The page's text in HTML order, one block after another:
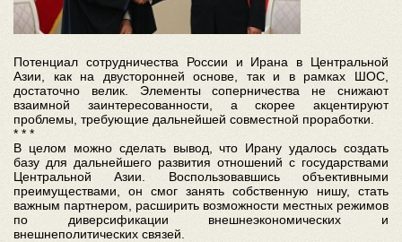
Потенциал сотрудничества России и Ирана в Центральной
Азии, как на двусторонней основе, так и в рамках ШОС,
достаточно велик. Элементы соперничества не снижают
взаимной заинтересованности, а скорее акцентируют
проблемы, требующие дальнейшей совместной проработки.
* * *
В целом можно сделать вывод, что Ирану удалось создать
базу для дальнейшего развития отношений с государствами
Центральной Азии. Воспользовавшись объективными
преимуществами, он смог занять собственную нишу, стать
важным партнером, расширить возможности местных режимов
по диверсификации внешнеэкономических и
внешнеполитических связей.